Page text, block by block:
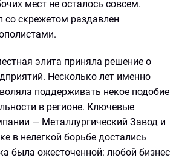
мест не осталось совсем.
скрежетом раздавлен
элита приняла решение о
Несколько лет именно
поддерживать некое подобие
в регионе. Ключевые
— Металлургический Завод и
в нелегкой борьбе достались
была ожесточенной: любой бизнес